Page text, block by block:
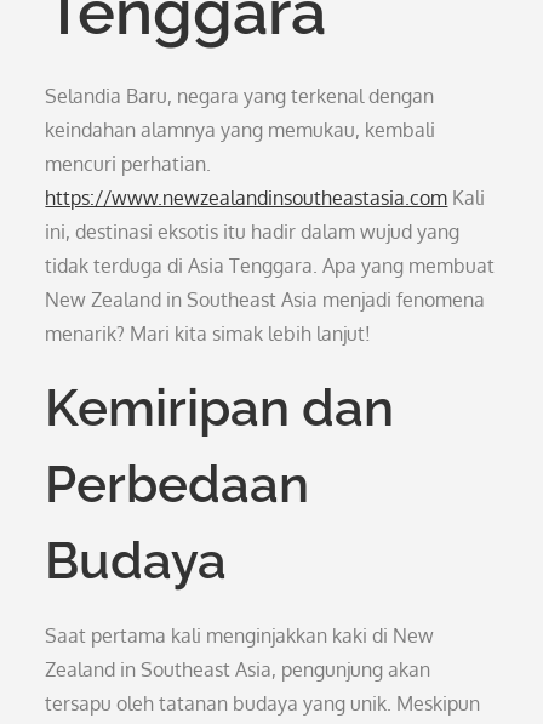
Selandia Baru, negara yang terkenal dengan
keindahan alamnya yang memukau, kembali
mencuri perhatian.
https://www.newzealandinsoutheastasia.com Kali
ini, destinasi eksotis itu hadir dalam wujud yang
tidak terduga di Asia Tenggara. Apa yang membuat
New Zealand in Southeast Asia menjadi fenomena
menarik? Mari kita simak lebih lanjut!
Kemiripan dan
Perbedaan
Budaya
Saat pertama kali menginjakkan kaki di New
Zealand in Southeast Asia, pengunjung akan
tersapu oleh tatanan budaya yang unik. Meskipun